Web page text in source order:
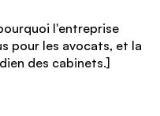
l'entreprise
pour les avocats, et la
des cabinets.]